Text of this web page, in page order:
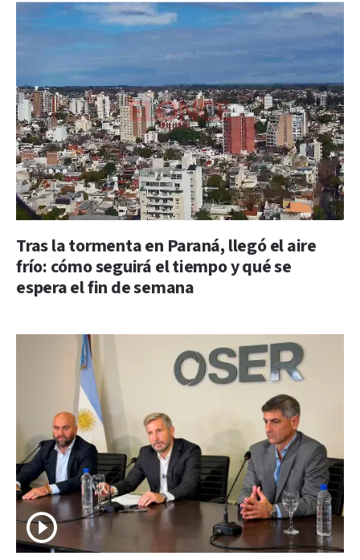
Tras la tormenta en Paraná, llegó el aire
frío: cómo seguirá el tiempo y qué se
espera el fin de semana